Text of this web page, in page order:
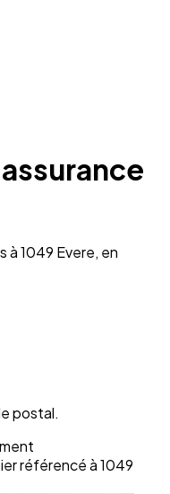
à 1049 Evere, en
postal.
référencé à 1049